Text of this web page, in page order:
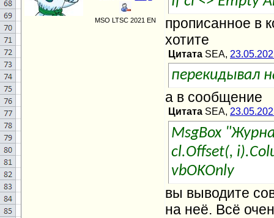
MSO LTSC 2021 EN
прописанное в
хотите
Цитата SEA,
перекидывал
а в сообщение
Цитата SEA,
MsgBox
cl.Offset(,
vbOKOnly
вы выводите
на неё. Всё